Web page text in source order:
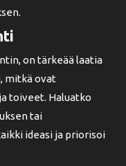
on tärkeää laatia
mitkä ovat
toiveet. Haluatko
tai
ideasi ja priorisoi